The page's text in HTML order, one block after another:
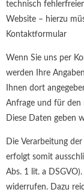
technisch
Website – hierzu
Kontaktformular
Wenn Sie uns per
werden Ihre
Ihnen dort
Anfrage und für den
Diese Daten geben
Die Verarbeitung
erfolgt somit
Abs. 1 lit. a
widerrufen. Dazu